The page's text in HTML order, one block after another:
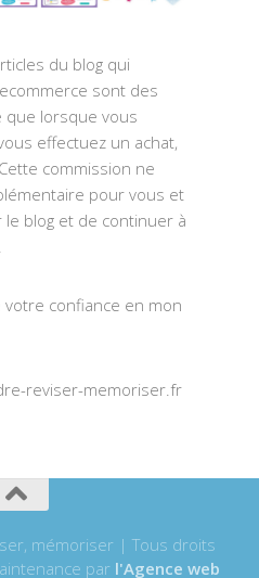
du blog qui
sont des
que lorsque vous
effectuez un achat,
commission ne
pour vous et
blog et de continuer à
confiance en mon
reviser-memoriser.fr
mémoriser | Tous droits
par l'Agence web